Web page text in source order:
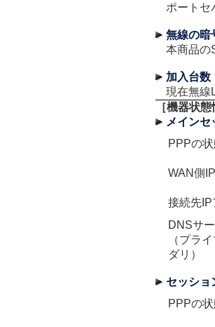
ポートセ
無線の暗
本商品の
加入台数
現在無線
［機器状態
メインセ
PPPの
WAN側
接続先IP
DNSサ
（プラ
ダリ）
セッショ
PPPの